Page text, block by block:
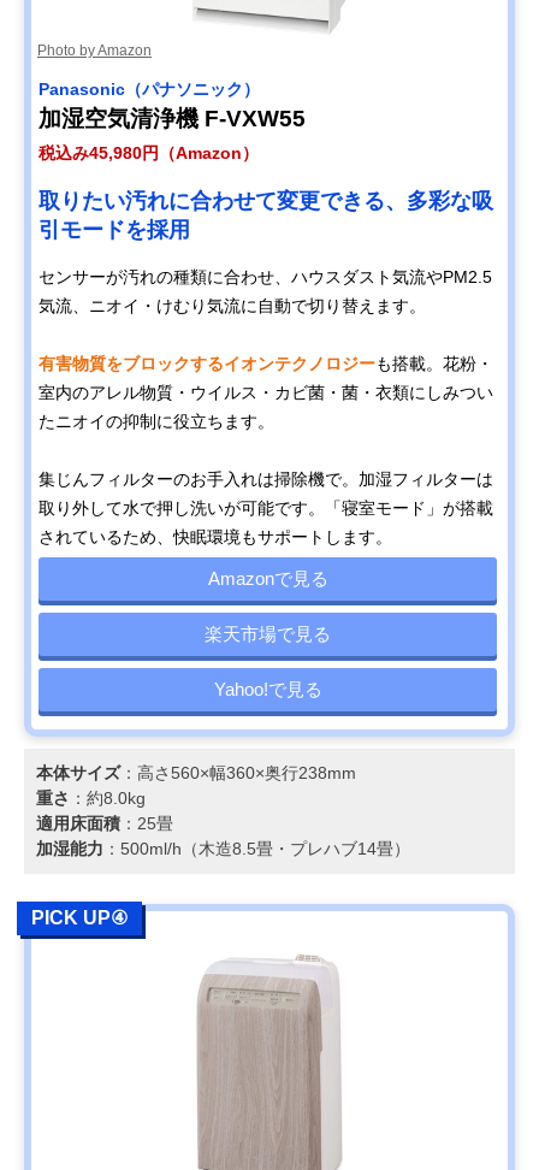
Photo by Amazon
Panasonic（パナソニック）
加湿空気清浄機 F-VXW55
税込み45,980円（Amazon）
取りたい汚れに合わせて変更できる、多彩な吸
引モードを採用
センサーが汚れの種類に合わせ、ハウスダスト気流やPM2.5
気流、ニオイ・けむり気流に自動で切り替えます。
有害物質をブロックするイオンテクノロジーも搭載。花粉・
室内のアレル物質・ウイルス・カビ菌・菌・衣類にしみつい
たニオイの抑制に役立ちます。
集じんフィルターのお手入れは掃除機で。加湿フィルターは
取り外して水で押し洗いが可能です。「寝室モード」が搭載
されているため、快眠環境もサポートします。
Amazonで見る
楽天市場で見る
Yahoo!で見る
本体サイズ：高さ560×幅360×奥行238mm
重さ ：約8.0kg
適用床面積 ：25畳
加湿能力 ：500ml/h（木造8.5畳・プレハブ14畳）
PICK UP④